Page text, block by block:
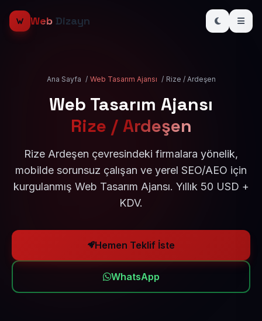
Web Dizayn
Ana Sayfa / Web Tasarım Ajansı / Rize / Ardeşen
Web Tasarım Ajansı
Rize / Ardeşen
Rize Ardeşen çevresindeki firmalara yönelik,
mobilde sorunsuz çalışan ve yerel SEO/AEO için
kurgulanmış Web Tasarım Ajansı. Yıllık 50 USD +
KDV.
Hemen Teklif İste
WhatsApp